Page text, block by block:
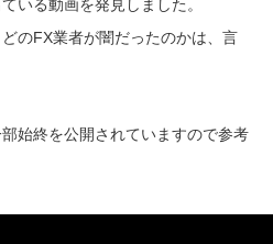
いる動画を発見しました。
のFX業者が闇だったのかは、言
始終を公開されていますので参考